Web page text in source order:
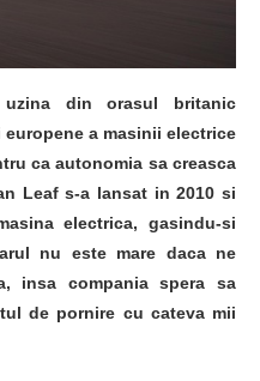
din orasul britanic
a masinii electrice
ca autonomia sa creasca
Leaf s-a lansat in 2010 si
electrica, gasindu-si
nu este mare daca ne
insa compania spera sa
de pornire cu cateva mii